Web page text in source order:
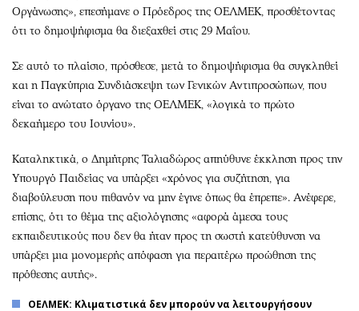
Οργάνωσης», επεσήμανε ο Πρόεδρος της ΟΕΛΜΕΚ, προσθέτοντας
ότι το δημοψήφισμα θα διεξαχθεί στις 29 Μαΐου.
Σε αυτό το πλαίσιο, πρόσθεσε, μετά το δημοψήφισμα θα συγκληθεί
και η Παγκύπρια Συνδιάσκεψη των Γενικών Αντιπροσώπων, που
είναι το ανώτατο όργανο της ΟΕΛΜΕΚ, «λογικά το πρώτο
δεκαήμερο του Ιουνίου».
Καταληκτικά, ο Δημήτρης Ταλιαδώρος απηύθυνε έκκληση προς την
Υπουργό Παιδείας να υπάρξει «χρόνος για συζήτηση, για
διαβούλευση που πιθανόν να μην έγινε όπως θα έπρεπε». Ανέφερε,
επίσης, ότι το θέμα της αξιολόγησης «αφορά άμεσα τους
εκπαιδευτικούς που δεν θα ήταν προς τη σωστή κατεύθυνση να
υπάρξει μια μονομερής απόφαση για περαιτέρω προώθηση της
πρόθεσης αυτής».
ΟΕΛΜΕΚ: Kλιματιστικά δεν μπορούν να λειτουργήσουν